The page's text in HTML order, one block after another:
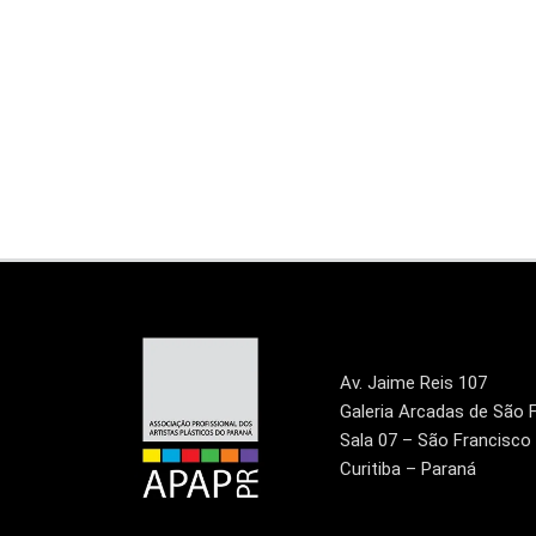
Av. Jaime Reis 107
Galeria Arcadas de São
Sala 07 – São Francisco
Curitiba – Paraná